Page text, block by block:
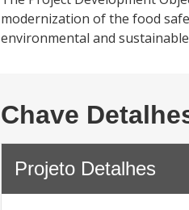
modernization of the food
environmental and
Chave
Projeto Detalhes